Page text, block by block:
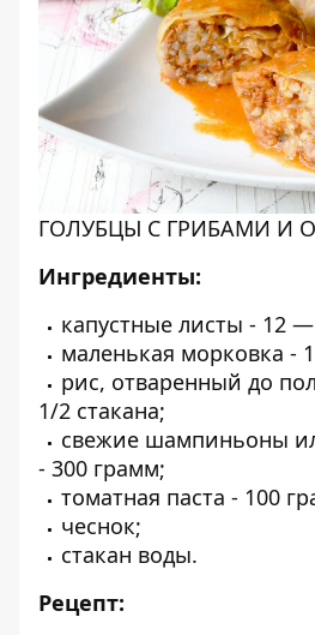
ГОЛУБЦЫ С ГРИБАМИ И
Ингредиенты:
капустные листы - 12
маленькая морковка -
рис, отваренный до
1/2 стакана;
свежие шампиньоны
- 300 грамм;
томатная паста - 100
чеснок;
стакан воды.
Рецепт: